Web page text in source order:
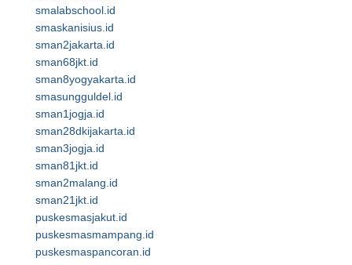
smalabschool.id
smaskanisius.id
sman2jakarta.id
sman68jkt.id
sman8yogyakarta.id
smasungguldel.id
sman1jogja.id
sman28dkijakarta.id
sman3jogja.id
sman81jkt.id
sman2malang.id
sman21jkt.id
puskesmasjakut.id
puskesmasmampang.id
puskesmaspancoran.id